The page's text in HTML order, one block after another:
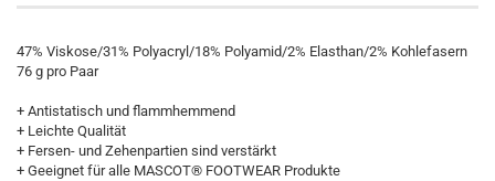
47% Viskose/31% Polyacryl/18% Polyamid/2% Elasthan/2% Kohlefasern
76 g pro Paar
+ Antistatisch und flammhemmend
+ Leichte Qualität
+ Fersen- und Zehenpartien sind verstärkt
+ Geeignet für alle MASCOT® FOOTWEAR Produkte